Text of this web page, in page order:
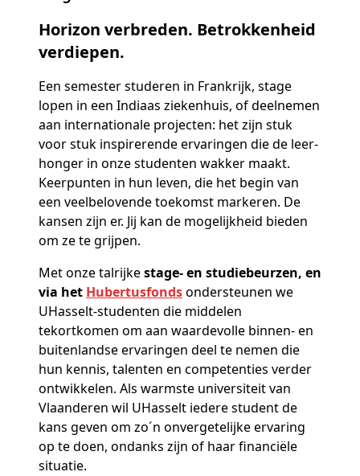
Horizon verbreden. Betrokkenheid
verdiepen.
Een semester studeren in Frankrijk, stage
lopen in een Indiaas ziekenhuis, of deelnemen
aan internationale projecten: het zijn stuk
voor stuk inspirerende ervaringen die de leer-
honger in onze studenten wakker maakt.
Keerpunten in hun leven, die het begin van
een veelbelovende toekomst markeren. De
kansen zijn er. Jij kan de mogelijkheid bieden
om ze te grijpen.
Met onze talrijkestage- en studiebeurzen, en
via het Hubertusfondsondersteunen we
UHasselt-studenten die middelen
tekortkomen om aan waardevolle binnen- en
buitenlandse ervaringen deel te nemen die
hun kennis, talenten en competenties verder
ontwikkelen. Als warmste universiteit van
Vlaanderen wil UHasselt iedere student de
kans geven om zo´n onvergetelijke ervaring
op te doen, ondanks zijn of haar financiële
situatie.